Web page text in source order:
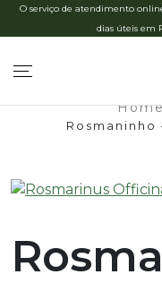
O serviço de atendimento
dias úteis em